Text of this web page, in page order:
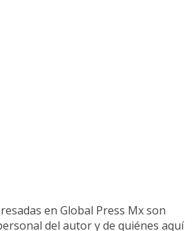
en Global Press Mx son
del autor y de quiénes aquí